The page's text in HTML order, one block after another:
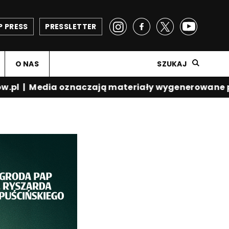
PRESSLETTER
PRESS
O NAS SZUKAJ
|Media oznaczają materiały wygenerowane